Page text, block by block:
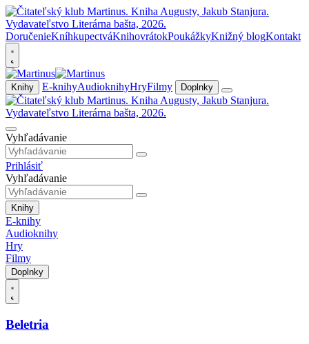
DoručenieKníhkupectváKnihovrátokPoukážkyKnižný blogKontakt
Knihy E-knihyAudioknihyHryFilmy Doplnky
Vyhľadávanie
Prihlásiť
Vyhľadávanie
Knihy
E-knihy
Audioknihy
Hry
Filmy
Doplnky
Beletria